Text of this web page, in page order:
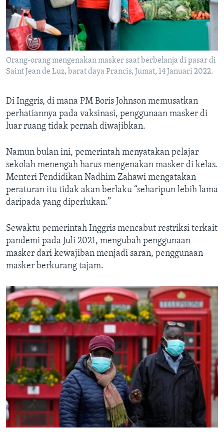
Orang-orang mengenakan masker saat berbelanja di pasar di
Saint Jean de Luz, barat daya Prancis, Jumat, 14 Januari 2022.
Di Inggris, di mana PM Boris Johnson memusatkan
perhatiannya pada vaksinasi, penggunaan masker di
luar ruang tidak pernah diwajibkan.
Namun bulan ini, pemerintah menyatakan pelajar
sekolah menengah harus mengenakan masker di kelas.
Menteri Pendidikan Nadhim Zahawi mengatakan
peraturan itu tidak akan berlaku “seharipun lebih lama
daripada yang diperlukan.”
Sewaktu pemerintah Inggris mencabut restriksi terkait
pandemi pada Juli 2021, mengubah penggunaan
masker dari kewajiban menjadi saran, penggunaan
masker berkurang tajam.